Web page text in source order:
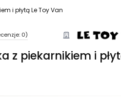
i płytą Le Toy Van
0)
z piekarnikiem i